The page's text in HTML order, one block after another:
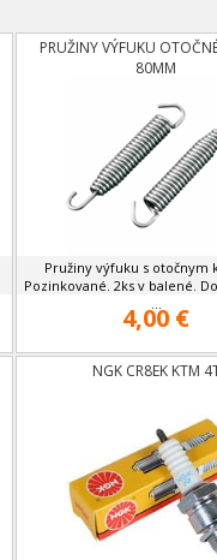
PRUŽINY VÝFUKU
80MM
Pružiny výfuku s otočnym
Pozinkované. 2ks v balené.
4,00 €
NGK CR8EK KTM